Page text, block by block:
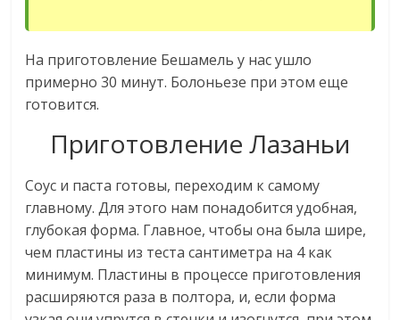
На приготовление Бешамель у нас ушло
примерно 30 минут. Болоньезе при этом еще
готовится.
Приготовление Лазаньи
Соус и паста готовы, переходим к самому
главному. Для этого нам понадобится удобная,
глубокая форма. Главное, чтобы она была шире,
чем пластины из теста сантиметра на 4 как
минимум. Пластины в процессе приготовления
расширяются раза в полтора, и, если форма